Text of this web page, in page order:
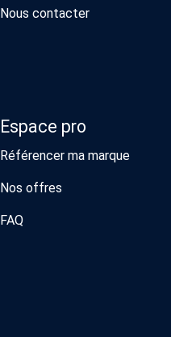
Nous contacter
Espace pro
Référencer ma marque
Nos offres
FAQ